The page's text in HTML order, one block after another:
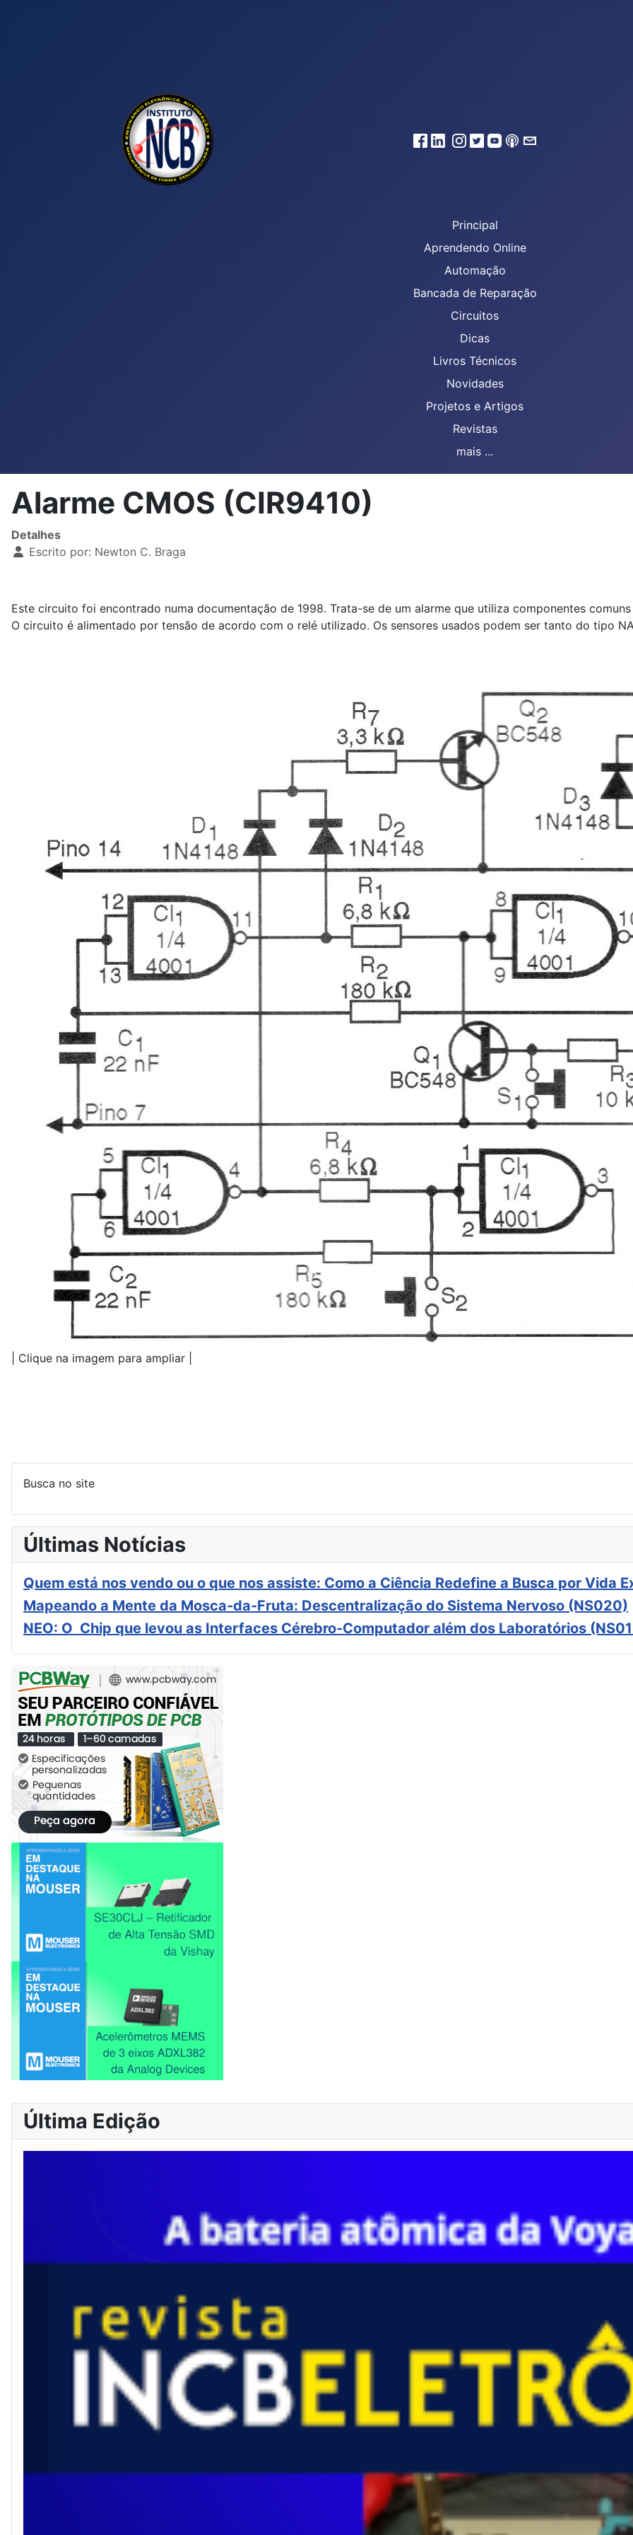
Principal
Aprendendo Online
Automação
Bancada de Reparação
Circuitos
Dicas
Livros Técnicos
Novidades
Projetos e Artigos
Revistas
mais ...
Alarme CMOS (CIR9410)
Detalhes
Escrito por: Newton C. Braga
Este circuito foi encontrado numa documentação de 1998. Trata-se de um alarme que utiliza componentes
O circuito é alimentado por tensão de acordo com o relé utilizado. Os sensores usados podem ser tanto do tipo
| Clique na imagem para ampliar |
Busca no site
Últimas Notícias
Quem está nos vendo ou o que nos assiste: Como a Ciência Redefine a Busca por Vida
Mapeando a Mente da Mosca-da-Fruta: Descentralização do Sistema Nervoso (NS020)
NEO: O Chip que levou as Interfaces Cérebro-Computador além dos Laboratórios
Última Edição